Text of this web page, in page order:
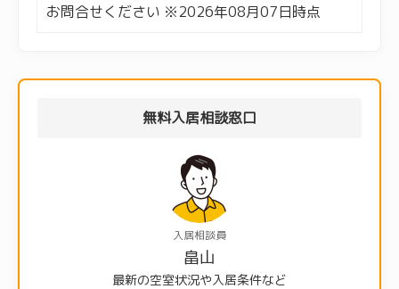
お問合せください ※2026年08月07日時点
無料入居相談窓口
入居相談員
畠山
最新の空室状況や入居条件など